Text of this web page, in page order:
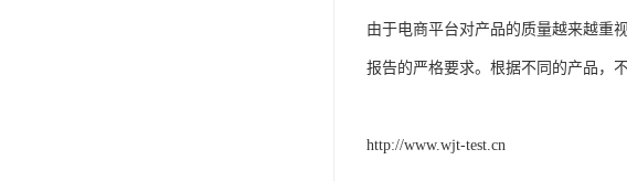
由于电商平台对产品的质量越来越重
报告的严格要求。根据不同的产品，
http://www.wjt-test.cn